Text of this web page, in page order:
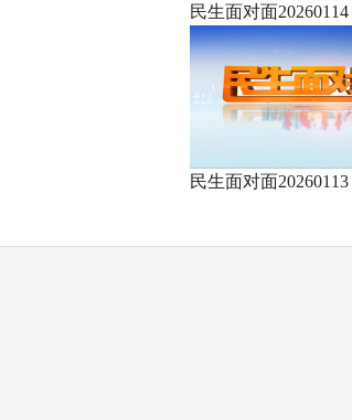
民生面对面20260114
民生面对面20260113